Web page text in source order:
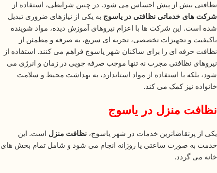
نظافتی بیش از پیش احساس می شود. در چنین شرایطی، استفاده از
شرکت های خدماتی نظافتی در یاسوج به یکی از نیازهای ضروری تبدیل
شده است. این شرکت ها با اعزام نیروهای آموزش دیده، مواد شوینده
باکیفیت و تجهیزات تخصصی، تجربه ای سریع، به صرفه و مطمئن از
نظافت حرفه ای را برای ساکنان شهر یاسوج فراهم می کنند. استفاده از
نیروهای نظافتی مجرب نه تنها موجب صرفه جویی در زمان و انرژی می
شود، بلکه با استفاده از مواد استاندارد، به بهداشت محیط و سلامت
خانواده نیز کمک می کند.
نظافت منزل در یاسوج
یکی از پرتقاضاترین خدمات در شهر یاسوج، نظافت منزل است. این
خدمت به صورت ساعتی یا روزانه انجام می شود و شامل تمام بخش های
خانه می گردد.